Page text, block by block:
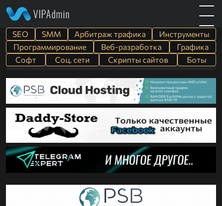
VIPAdmin
SEO SMM Арбитраж трафика
Инструменты
Программирование
Веб-разработка
Графика
Софт
Cоц. сети Скрипты сайтов Боты